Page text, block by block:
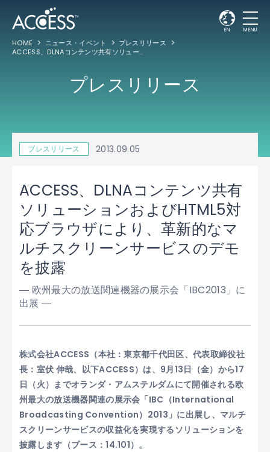
EN MENU
HOME ニュース・イベント
プレスリリース
ACCESS、DLNAコンテンツ共有ソリューションおよびHTML5対応ブラウザにより、革新的なマルチスクリーンサービスのデモを披露
プレスリリース
プレスリリース 2013.09.05
ACCESS、DLNAコンテンツ共有
ソリューションおよびHTML5対
応ブラウザにより、革新的なマ
ルチスクリーンサービスのデモ
を披露
― 欧州最大の放送関連機器の展示会「IBC2013」に
出展 ―
株式会社ACCESS（本社：東京都千代田区、代表取締役社
長：室伏 伸哉、以下ACCESS）は、9月13日（金）から17
日（火）までオランダ・アムステルダムにて開催される欧
州最大の放送機器関連の展示会「IBC（International
Broadcasting Convention）2013」に出展し、マルチ
スクリーンサービスの収益化を実現するソリューションを
披露します（ブース：14.101）。